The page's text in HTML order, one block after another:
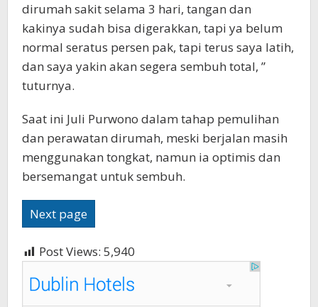
dirumah sakit selama 3 hari, tangan dan
kakinya sudah bisa digerakkan, tapi ya belum
normal seratus persen pak, tapi terus saya latih,
dan saya yakin akan segera sembuh total, ”
tuturnya.
Saat ini Juli Purwono dalam tahap pemulihan
dan perawatan dirumah, meski berjalan masih
menggunakan tongkat, namun ia optimis dan
bersemangat untuk sembuh.
Next page
Post Views: 5,940